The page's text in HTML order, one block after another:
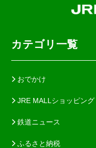
カテゴリ一覧
おでかけ
JRE MALLショッピング
鉄道ニュース
ふるさと納税